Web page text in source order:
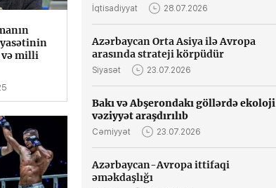
milli
İqtisadiyyat 28.07.2026
Azərbaycan Orta Asiya ilə Avropa
arasında strateji körpüdür
Siyasət 23.07.2026
Bakı və Abşerondakı göllərdə ekoloji
vəziyyət araşdırılıb
Cəmiyyət 23.07.2026
Azərbaycan-Avropa ittifaqi
əməkdaşlığı